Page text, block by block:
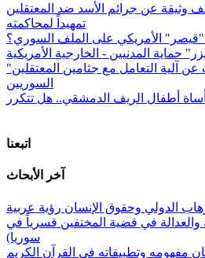
جمعوا أكثر ٧٠٠ ألف وثيقة عن جرائم الأسد ضد المعتقلين
تمهيداً لمحاكمته
"قيصر" الأمريكي على الملف السوري؟
حماية المدنيين - الخارجية الأمريكية
"مأساة القرن" .. شهادات عن آلية التعامل مع جثامين المعتقلين
السوريين
أطفال الريف الدمشقي.. هل تتكرر
اتبعنا
آخر الأبحاث
الدولي وحقوق الإنسان رؤية عربية
في قضية المختفين قسرياً في
سوريا)
مفهومه وتطبيقاته في القرآن الكريم